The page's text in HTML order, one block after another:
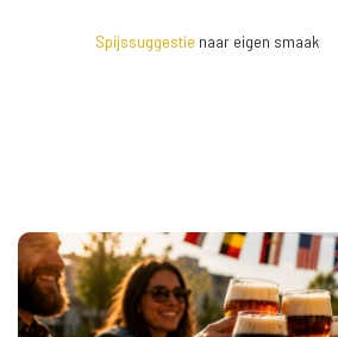
Spijssuggestie naar eigen smaak